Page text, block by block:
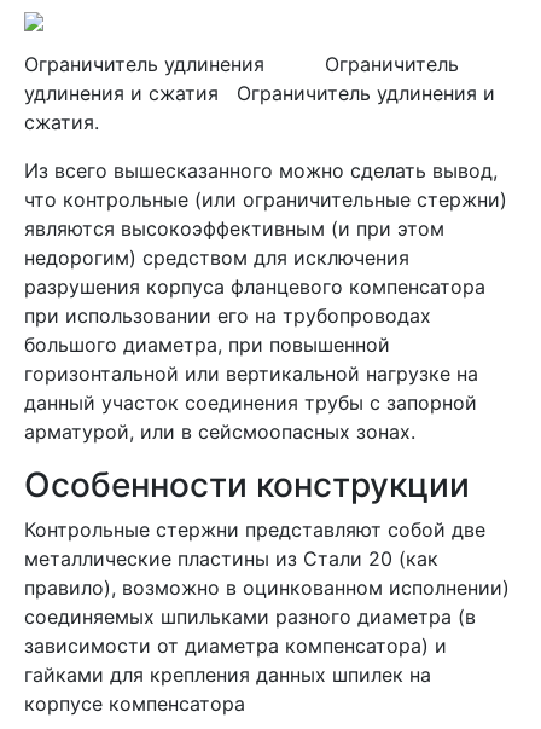
Ограничитель удлинения Ограничитель
удлинения и сжатия Ограничитель удлинения и
сжатия.
Из всего вышесказанного можно сделать вывод,
что контрольные (или ограничительные стержни)
являются высокоэффективным (и при этом
недорогим) средством для исключения
разрушения корпуса фланцевого компенсатора
при использовании его на трубопроводах
большого диаметра, при повышенной
горизонтальной или вертикальной нагрузке на
данный участок соединения трубы с запорной
арматурой, или в сейсмоопасных зонах.
Особенности конструкции
Контрольные стержни представляют собой две
металлические пластины из Стали 20 (как
правило), возможно в оцинкованном исполнении)
соединяемых шпильками разного диаметра (в
зависимости от диаметра компенсатора) и
гайками для крепления данных шпилек на
корпусе компенсатора